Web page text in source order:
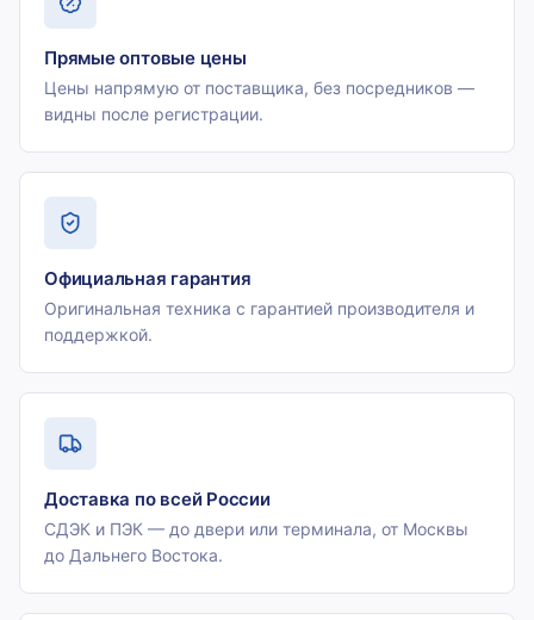
Прямые оптовые цены
Цены напрямую от поставщика, без посредников —
видны после регистрации.
Официальная гарантия
Оригинальная техника с гарантией производителя и
поддержкой.
Доставка по всей России
СДЭК и ПЭК — до двери или терминала, от Москвы
до Дальнего Востока.